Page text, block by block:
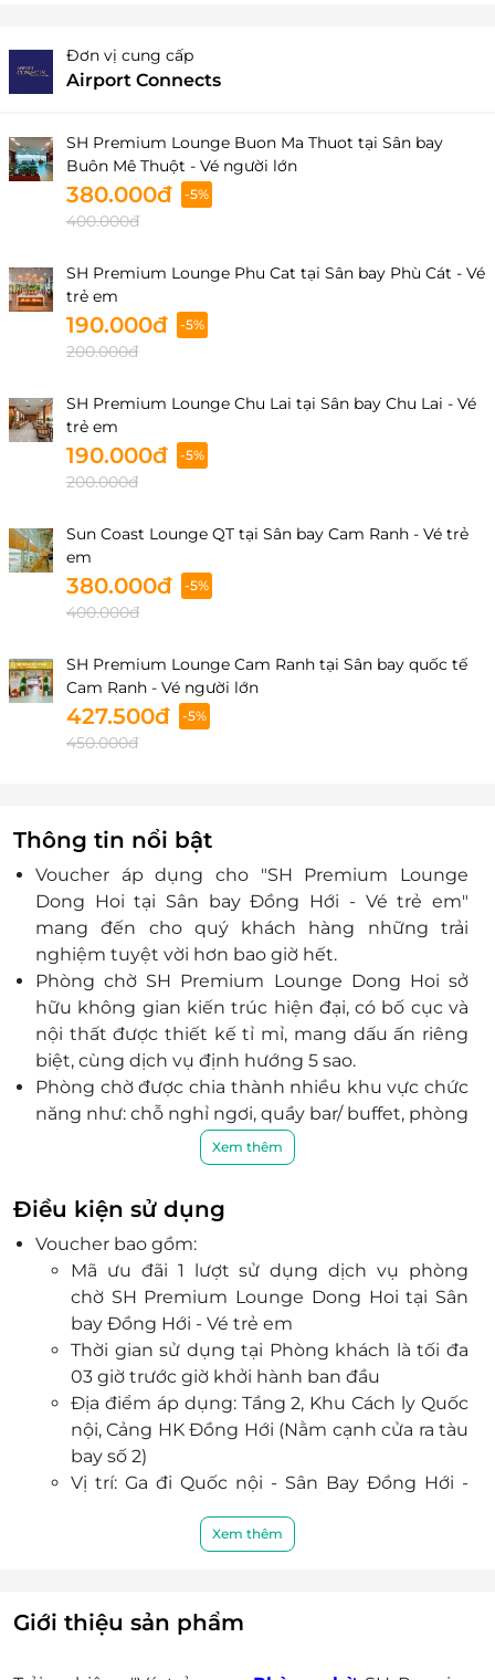
Đơn vị cung cấp
Airport Connects
SH Premium Lounge Buon Ma Thuot tại Sân bay
Buôn Mê Thuột - Vé người lớn
380.000đ -5%
400.000đ
SH Premium Lounge Phu Cat tại Sân bay Phù Cát - Vé
trẻ em
190.000đ -5%
200.000đ
SH Premium Lounge Chu Lai tại Sân bay Chu Lai - Vé
trẻ em
190.000đ -5%
200.000đ
Sun Coast Lounge QT tại Sân bay Cam Ranh - Vé trẻ
em
380.000đ -5%
400.000đ
SH Premium Lounge Cam Ranh tại Sân bay quốc tế
Cam Ranh - Vé người lớn
427.500đ -5%
450.000đ
Thông tin nổi bật
Voucher áp dụng cho "SH Premium Lounge
Dong Hoi tại Sân bay Đồng Hới - Vé trẻ em"
mang đến cho quý khách hàng những trải
nghiệm tuyệt vời hơn bao giờ hết.
Phòng chờ SH Premium Lounge Dong Hoi sở
hữu không gian kiến trúc hiện đại, có bố cục và
nội thất được thiết kế tỉ mỉ, mang dấu ấn riêng
biệt, cùng dịch vụ định hướng 5 sao.
Phòng chờ được chia thành nhiều khu vực chức
năng như: chỗ nghỉ ngơi, quầy bar/ buffet, phòng
hút thuốc... luôn đáp ứng một các tốt nhất nhu
cầu đa dạng của hành khách.
Đặc biệt, menu đa dạng, chế biến khéo léo và
bày trí đẹp mắt từ các món đặc sản địa phương
đến những món khai vị/ đồ uống/ đồ tráng
miệng Á - Âu đặc sắc.
Với đội ngũ nhân viên chuyên nghiệp, chu đáo,
nhiệt tình cùng phong cách phục vụ cởi mở,
chân thành, hiếu khách, Phòng chờSH Premium
Lounge Dong Hoihứa hẹn làm hài lòng mọi quý
khách hàng.
Xem thêm
Điều kiện sử dụng
Voucher bao gồm:
Mã ưu đãi 1 lượt sử dụng dịch vụ phòng
chờ SH Premium Lounge Dong Hoi tại Sân
bay Đồng Hới - Vé trẻ em
Thời gian sử dụng tại Phòng khách là tối đa
03 giờ trước giờ khởi hành ban đầu
Địa điểm áp dụng: Tầng 2, Khu Cách ly Quốc
nội, Cảng HK Đồng Hới (Nằm cạnh cửa ra tàu
bay số 2)
Vị trí: Ga đi Quốc nội - Sân Bay Đồng Hới -
Khách hàng được sử dụng mọi dịch vụ tại
Không chấp nhận Voucher ưu đãi quá hạn
sử dụng hoặc trạng thái “Đã sử dụng”.
Xem thêm
Giới thiệu sản phẩm